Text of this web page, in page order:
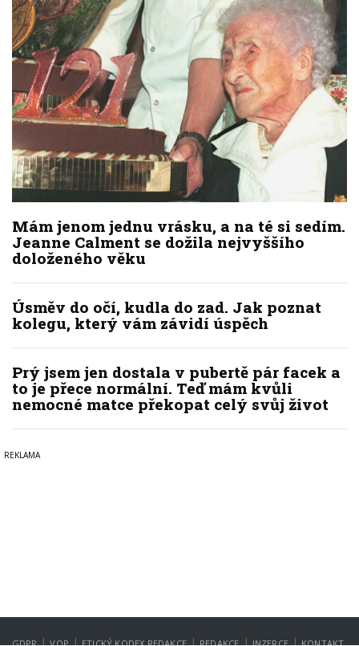
Mám jenom jednu vrásku, a na té si sedím.
Jeanne Calment se dožila nejvyššího
doloženého věku
Úsměv do očí, kudla do zad. Jak poznat
kolegu, který vám závidí úspěch
Prý jsem jen dostala v pubertě pár facek a
to je přece normální. Teď mám kvůli
nemocné matce překopat celý svůj život
GDPR | VOP | ETICKÝ KODEX REDAKCE | REDAKCE | INZERCE | KONTAKT